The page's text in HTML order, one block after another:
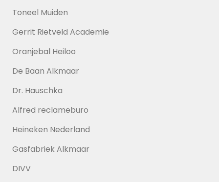
Toneel Muiden
Gerrit Rietveld Academie
Oranjebal Heiloo
De Baan Alkmaar
Dr. Hauschka
Alfred reclameburo
Heineken Nederland
Gasfabriek Alkmaar
DIVV